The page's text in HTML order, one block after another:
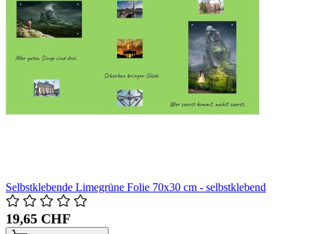
Selbstklebende Limegrüne Folie 70x30 cm - selbstklebend
19,65 CHF